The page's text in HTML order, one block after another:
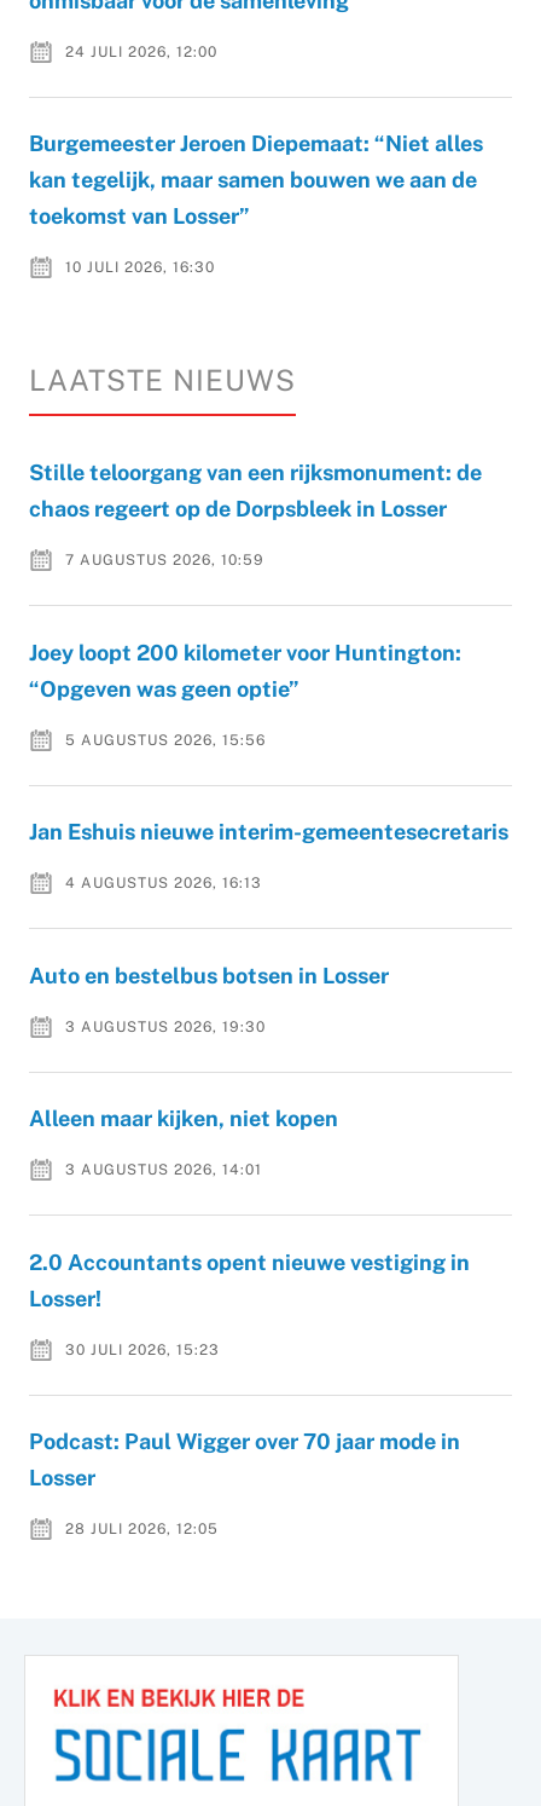
24 JULI 2026, 12:00
Burgemeester Jeroen Diepemaat: “Niet alles
kan tegelijk, maar samen bouwen we aan de
toekomst van Losser”
10 JULI 2026, 16:30
LAATSTE NIEUWS
Stille teloorgang van een rijksmonument: de
chaos regeert op de Dorpsbleek in Losser
7 AUGUSTUS 2026, 10:59
Joey loopt 200 kilometer voor Huntington:
“Opgeven was geen optie”
5 AUGUSTUS 2026, 15:56
Jan Eshuis nieuwe interim-gemeentesecretaris
4 AUGUSTUS 2026, 16:13
Auto en bestelbus botsen in Losser
3 AUGUSTUS 2026, 19:30
Alleen maar kijken, niet kopen
3 AUGUSTUS 2026, 14:01
2.0 Accountants opent nieuwe vestiging in
Losser!
30 JULI 2026, 15:23
Podcast: Paul Wigger over 70 jaar mode in
Losser
28 JULI 2026, 12:05